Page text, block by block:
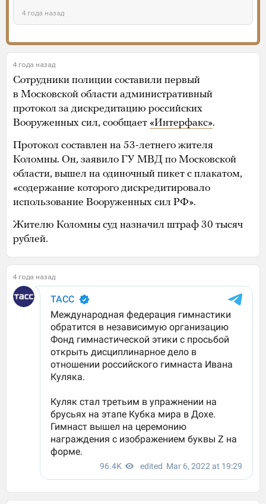
4 года назад
4 года назад
Сотрудники полиции составили первый
в Московской области административный
протокол за дискредитацию российских
Вооруженных сил, сообщает «Интерфакс».
Протокол составлен на 53-летнего жителя
Коломны. Он, заявило ГУ МВД по Московской
области, вышел на одиночный пикет с плакатом,
«содержание которого дискредитировало
использование Вооруженных сил РФ».
Жителю Коломны суд назначил штраф 30 тысяч
рублей.
4 года назад